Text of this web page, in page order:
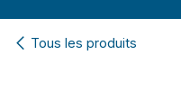
Tous les produits